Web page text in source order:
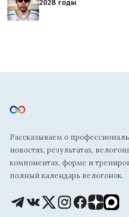
2028 годы
Рассказываем о
новостях, результатах,
компонентах, форме и
полный календарь велогонок.